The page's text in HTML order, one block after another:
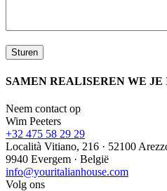
SAMEN REALISEREN WE
Neem contact op
Wim Peeters
+32 475 58 29 29
Località Vitiano, 216 · 52100
9940 Evergem · België
info@youritalianhouse.com
Volg ons